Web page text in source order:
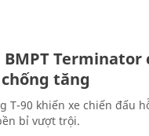
Terminator
tăng
T-90 khiến xe chiến đấu
bỉ vượt trội.